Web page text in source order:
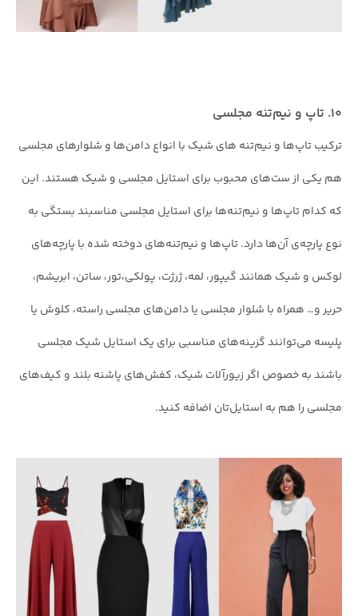
۱۰. تاپ و نیم‌تنه مجلسی
ترکیب تاپ‌ها و نیم‌تنه های شیک با انواع دامن‌ها و شلوارهای مجلسی
هم یکی از ست‌های محبوب برای استایل مجلسی و شیک هستند. این
که کدام تاپ‌ها و نیم‌تنه‌ها برای استایل مجلسی مناسبند بستگی به
نوع پارچه‌ی آن‌ها دارد. تاپ‌ها و نیم‌تنه‌های دوخته شده با پارچه‌های
لوکس و شیک همانند گیپور، لمه، ژرژت، پولکی،تور، ساتن، ابریشم،
حریر و… همراه با شلوار مجلسی یا دامن‌های مجلسی راسته، کلوش یا
پلیسه می‌توانند گزینه‌های مناسبی برای یک استایل شیک مجلسی
باشند به خصوص اگر زیورآلات شیک، کفش‌های پاشنه بلند و کیف‌های
مجلسی را هم به استایل‌تان اضافه کنید.